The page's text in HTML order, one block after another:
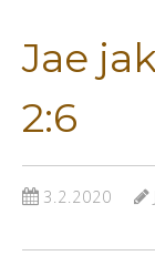
Jae
2:6
3.2.2020